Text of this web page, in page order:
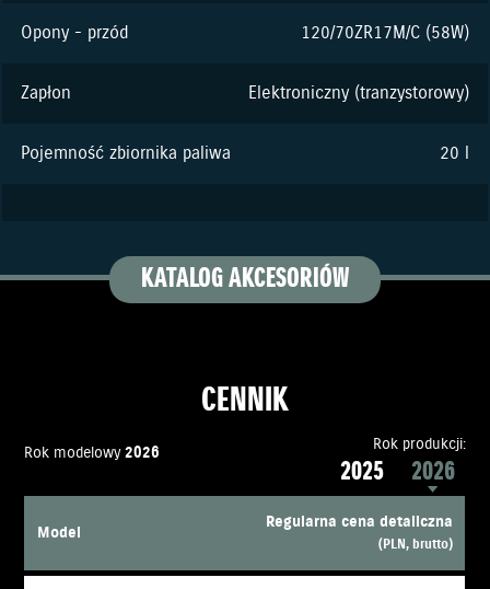
Opony - przód 120/70ZR17M/C (58W)
Zapłon Elektroniczny (tranzystorowy)
Pojemność zbiornika paliwa 20 l
KATALOG AKCESORIÓW
CENNIK
Rok modelowy2026 Rok produkcji:
2025 2026
Model Regularna cena detaliczna
(PLN, brutto)